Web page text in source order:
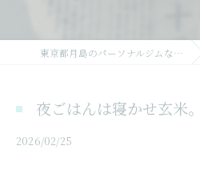
東京都月島のパーソナルジムならLIT FIT
夜ごはんは寝かせ玄米。
2026/02/25